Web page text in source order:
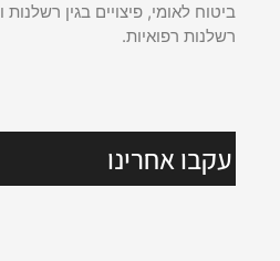
ביטוח לאומי, פיצויים בגין רשלנות
רשלנות רפואיות.
עקבו אחרינו